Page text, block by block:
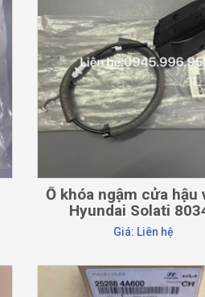
Ổ khóa ngậm cửa hậu
Hyundai Solati
Giá: Liên hệ